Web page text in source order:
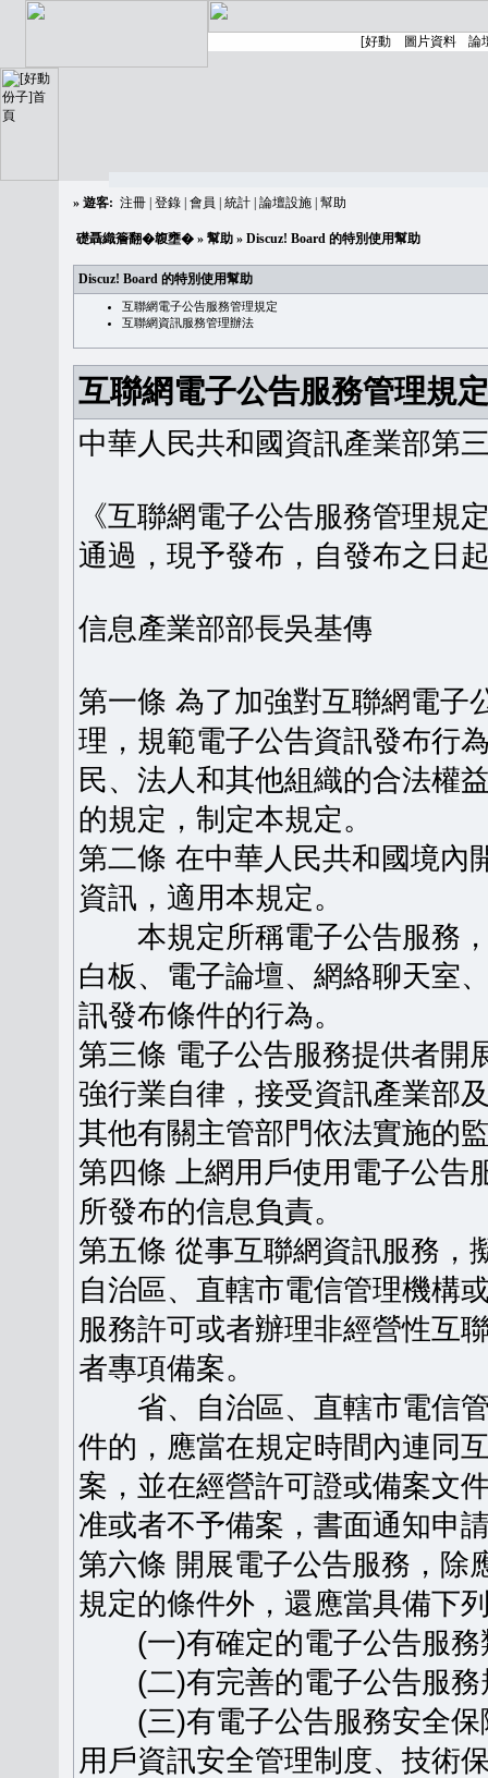
» 遊客: 注冊 登錄 會員 統計 論壇設施 幫助
礎聶織簷翻�䪖壅� » 幫助 » Discuz! Board 的特別使用幫助
Discuz! Board 的特別使用幫助
互聯網電子公告服務管理規定
互聯網資訊服務管理辦法
互聯網電子公告服務管理規定
中華人民共和國資訊產業部第
《互聯網電子公告服務管理規
通過，現予發布，自發布之日
信息產業部部長吳基傳
第一條 為了加強對互聯網電子
理，規範電子公告資訊發布行
民、法人和其他組織的合法權
的規定，制定本規定。
第二條 在中華人民共和國境內
資訊，適用本規定。
本規定所稱電子公告服務，
白板、電子論壇、網絡聊天室
訊發布條件的行為。
第三條 電子公告服務提供者開
強行業自律，接受資訊產業部
其他有關主管部門依法實施的
第四條 上網用戶使用電子公告
所發布的信息負責。
第五條 從事互聯網資訊服務，
自治區、直轄市電信管理機構
服務許可或者辦理非經營性互
者專項備案。
省、自治區、直轄市電信管
件的，應當在規定時間內連同
案，並在經營許可證或備案文
准或者不予備案，書面通知申
第六條 開展電子公告服務，除
規定的條件外，還應當具備下
(一)有確定的電子公告服務
(二)有完善的電子公告服務
(三)有電子公告服務安全保
用戶資訊安全管理制度、技術